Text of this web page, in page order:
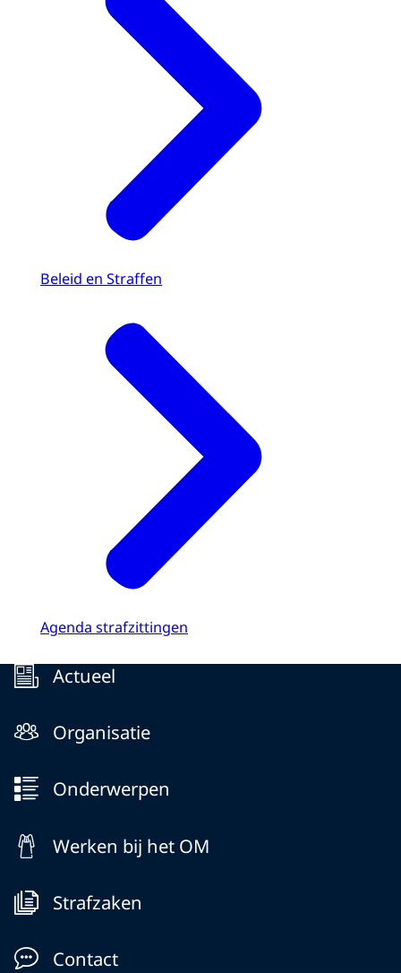
Beleid en Straffen
Agenda strafzittingen
MenuActueel
Organisatie
Onderwerpen
Werken bij het OM
Strafzaken
Contact